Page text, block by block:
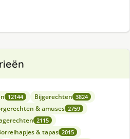
12144 Bijgerechten 3824
& amuses 2759
2115
& tapas 2015